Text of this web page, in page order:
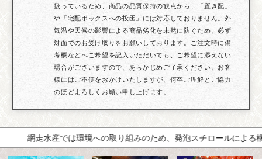
扱っているため、商品の品質保持の観点から、「置き配」
や「宅配ボックスへの投函」には対応しておりません。外
気温や天候の影響による商品劣化を未然に防ぐため、必ず
対面でのお受け取りをお願いしております。ご注文時に備
考欄などへご希望を記入いただいても、ご希望に添えない
場合がございますので、あらかじめご了承ください。お客
様にはご不便をおかけいたしますが、何卒ご理解とご協力
のほどよろしくお願い申し上げます。
網走水産では環境への取り組みのため、発泡スチロールによる梱